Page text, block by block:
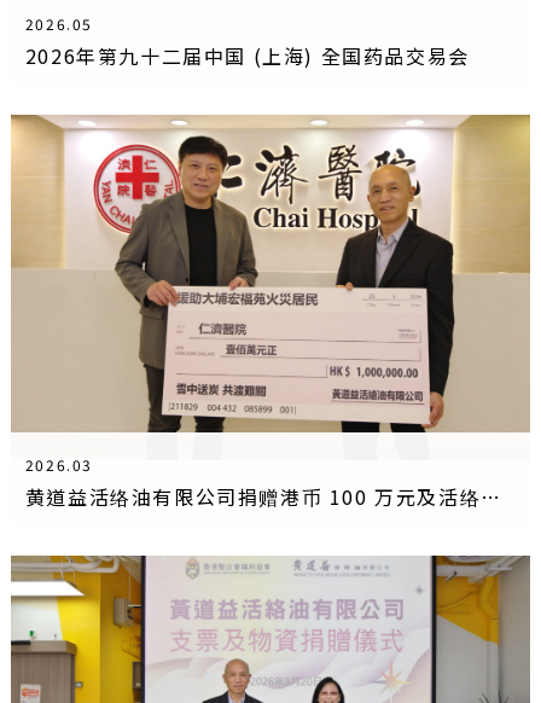
2026.05
2026年第九十二届中国 (上海) 全国药品交易会
2026.03
黄道益活络油有限公司捐赠港币 100 万元及活络油 支持仁济协助大埔受灾家庭